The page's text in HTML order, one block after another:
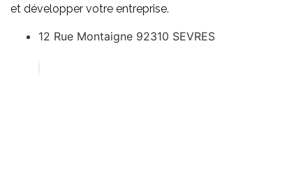
et développer votre entreprise.
12 Rue Montaigne 92310 SEVRES